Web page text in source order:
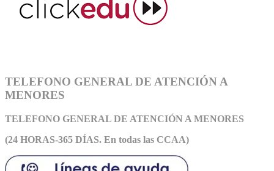
TELEFONO GENERAL DE ATENCIÓN A
MENORES
TELEFONO GENERAL DE ATENCIÓN A MENORES
(24 HORAS-365 DÍAS. En todas las CCAA)